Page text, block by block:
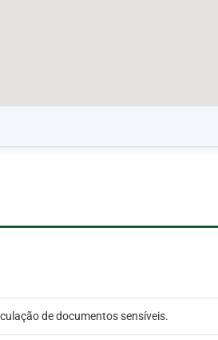
de documentos sensíveis.